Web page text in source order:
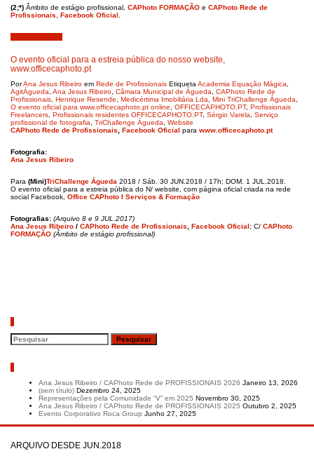
(2;*) Âmbito de estágio profissional, CAPhoto FORMAÇÃO e CAPhoto Rede de
Profissionais
Facebook Oficial
O evento oficial para a estreia pública do nosso website,
www.officecaphoto.pt
PorAna Jesus Ribeiro em Rede de Profissionais Etiqueta Academia Equação Mágica
AgitÁgueda Ana Jesus Ribeiro Câmara Municipal de Águeda
CAPhoto Rede de
Profissionais Henrique Resende Medicértima Imobiliária Lda Mini TriChallenge Águeda
O evento oficial para www.officecaphoto.pt online
OFFICECAPHOTO.PT, Profissionais
Freelancers Profissionais residentes OFFICECAPHOTO.PT, Sérgio Varela
Serviço
profissional de fotografia
TriChallenge Águeda
Website
CAPhoto Rede de Profissionais
Facebook Oficial para www.officecaphoto.pt
Fotografia:
Ana Jesus Ribeiro
Para (Mini)TriChallenge Águeda 2018 / Sáb. 30 JUN.2018 / 17h; DOM. 1 JUL.2018.
O evento oficial para a estreia pública do N/ website, com página oficial criada na rede
social Facebook, Office CAPhoto I Serviços & Formação
Fotografias: (Arquivo 8 e 9 JUL.2017)
Ana Jesus Ribeiro / CAPhoto Rede de Profissionais Facebook Oficial; C/ CAPhoto
FORMAÇÃO (Âmbito de estágio profissional)
Ana Jesus Ribeiro / CAPhoto Rede de PROFISSIONAIS 2026 Janeiro 13, 2026
(sem título) Dezembro 24, 2025
Representações pela Comunidade “V” em 2025 Novembro 30, 2025
Ana Jesus Ribeiro / CAPhoto Rede de PROFISSIONAIS 2025 Outubro 2, 2025
Evento Corporativo Roca Group Junho 27, 2025
ARQUIVO DESDE JUN.2018